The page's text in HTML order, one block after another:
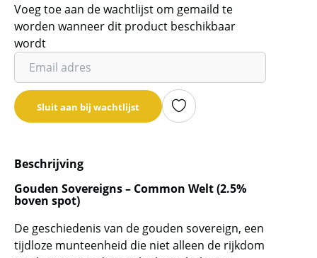
Voeg toe aan de wachtlijst om gemaild te
worden wanneer dit product beschikbaar
wordt
Vul
je
email
adres
de
wachtlijst
voor
product
toe
Sluit aan bij wachtlijst
Beschrijving
Gouden Sovereigns – Common Welt (2.5%
boven spot)
De geschiedenis van de gouden sovereign, een
tijdloze munteenheid die niet alleen de rijkdom